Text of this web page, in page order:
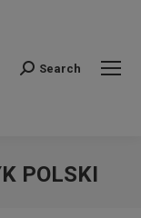
Szukaj:Search
POLSKI